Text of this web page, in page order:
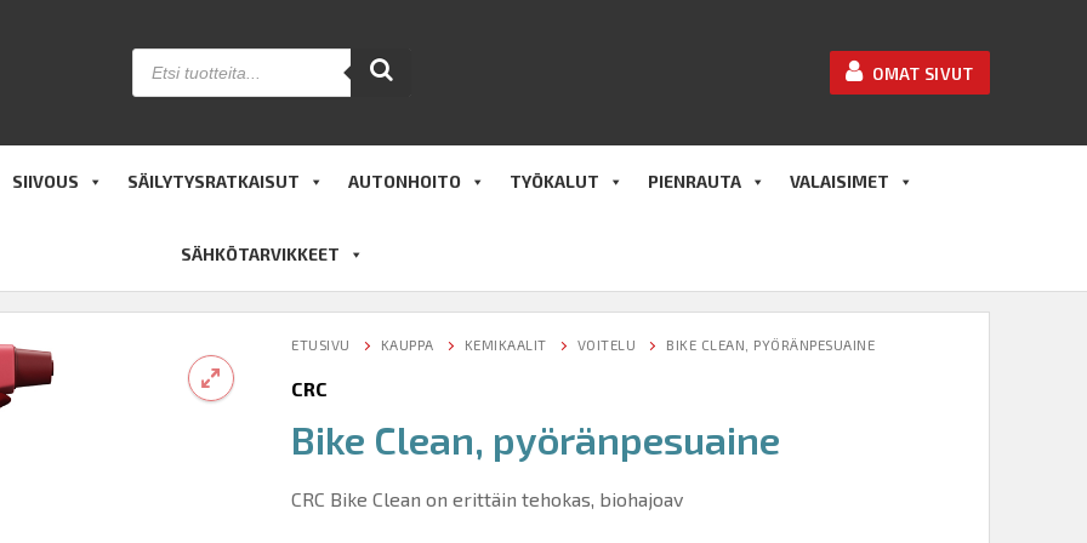
Products
search
OMAT SIVUT
SIIVOUS SÄILYTYSRATKAISUT AUTONHOITO TYÖKALUT PIENRAUTA VALAISIMET
SÄHKÖTARVIKKEET
ETUSIVU KAUPPA KEMIKAALIT VOITELU BIKE CLEAN, PYÖRÄNPESUAINE
CRC
Bike Clean, pyöränpesuaine
CRC Bike Clean on erittäin tehokas, biohajoav